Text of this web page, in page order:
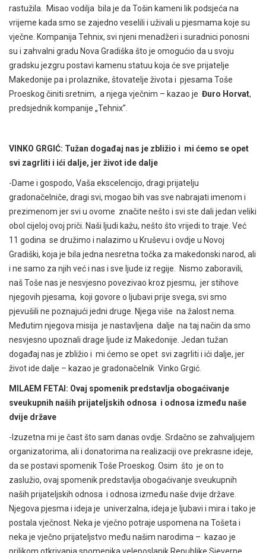
rastužila. Misao vodilja bila je da Tošin kameni lik podsjeća na
vrijeme kada smo se zajedno veselili i uživali u pjesmama koje su
vječne. Kompanija Tehnix, svi njeni menadžeri i suradnici ponosni
su i zahvalni gradu Nova Gradiška što je omogućio da u svoju
gradsku jezgru postavi kamenu statuu koja će sve prijatelje
Makedonije pa i prolaznike, štovatelje života i pjesama Toše
Proeskog činiti sretnim, a njega vječnim – kazao je Đuro Horvat,
predsjednik kompanije „Tehnix”.
VINKO GRGIĆ: Tužan događaj nas je zbližio i mi ćemo se opet
svi zagrliti i ići dalje, jer život ide dalje
-Dame i gospodo, Vaša ekscelencijo, dragi prijatelju
gradonačelniče, dragi svi, mogao bih vas sve nabrajati imenom i
prezimenom jer svi u ovome značite nešto i svi ste dali jedan veliki
obol cijeloj ovoj priči. Naši ljudi kažu, nešto što vrijedi to traje. Već
11 godina se družimo i nalazimo u Kruševu i ovdje u Novoj
Gradiški, koja je bila jedna nesretna točka za makedonski narod, ali
i ne samo za njih već i nas i sve ljude iz regije. Nismo zaboravili,
naš Toše nas je nesvjesno povezivao kroz pjesmu, jer stihove
njegovih pjesama, koji govore o ljubavi prije svega, svi smo
pjevušili ne poznajući jedni druge. Njega više na žalost nema.
Međutim njegova misija je nastavljena dalje na taj način da smo
nesvjesno upoznali drage ljude iz Makedonije. Jedan tužan
događaj nas je zbližio i mi ćemo se opet svi zagrliti i ići dalje, jer
život ide dalje – kazao je gradonačelnik Vinko Grgić.
MILAEM FETAI: Ovaj spomenik predstavlja obogaćivanje
sveukupnih naših prijateljskih odnosa i odnosa između naše
dvije države
-Izuzetna mi je čast što sam danas ovdje. Srdačno se zahvaljujem
organizatorima, ali i donatorima na realizaciji ove prekrasne ideje,
da se postavi spomenik Toše Proeskog. Osim što je on to
zaslužio, ovaj spomenik predstavlja obogaćivanje sveukupnih
naših prijateljskih odnosa i odnosa između naše dvije države.
Njegova pjesma i ideja je univerzalna, ideja je ljubavi i mira i tako je
postala vječnost. Neka je vječno potraje uspomena na Tošeta i
neka je vječno prijateljstvo među našim narodima – kazao je